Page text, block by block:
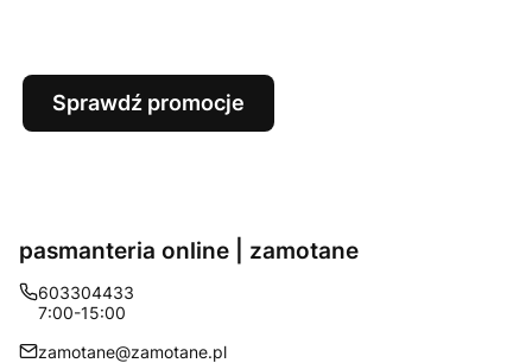
Sprawdź promocje
pasmanteria online | zamotane
603304433
7:00-15:00
zamotane@zamotane.pl